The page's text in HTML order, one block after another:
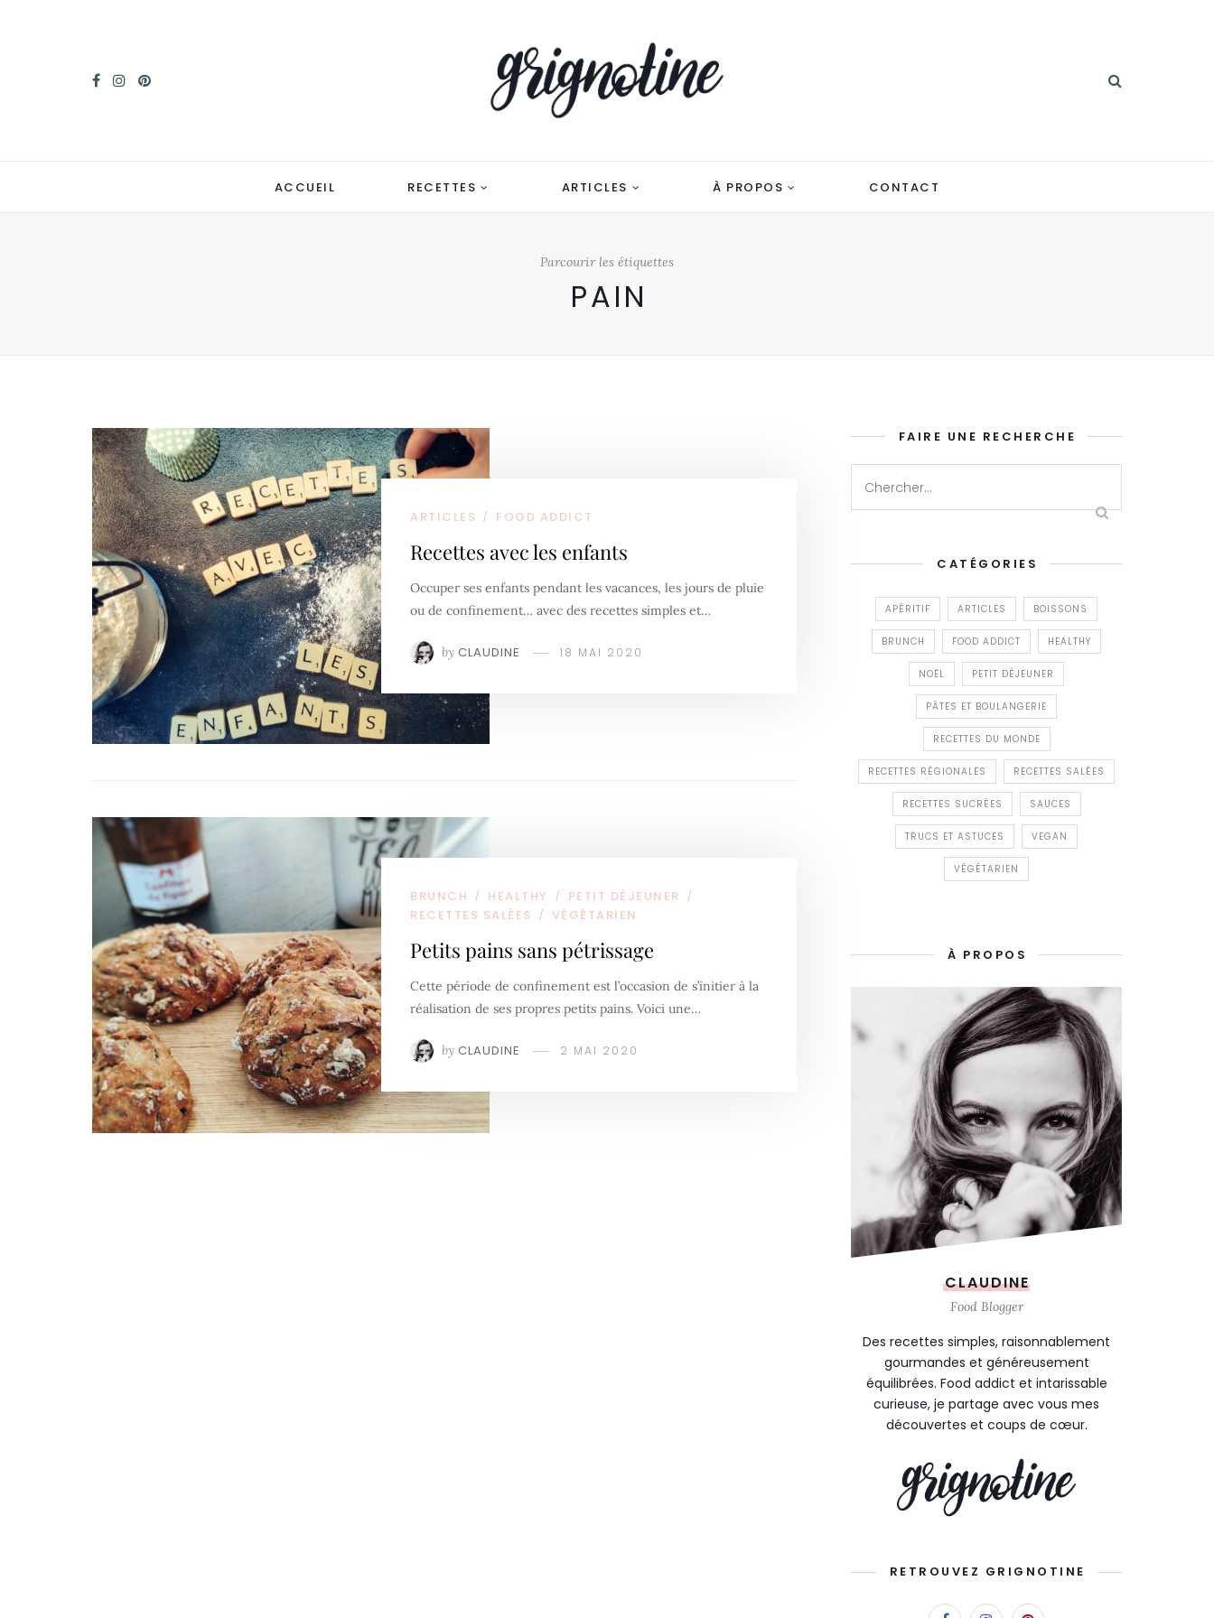
ACCUEIL RECETTES ARTICLES À PROPOS CONTACT
Parcourir les étiquettes
PAIN
ARTICLES / FOOD ADDICT
Recettes avec les enfants
Occuper ses enfants pendant les vacances, les jours de pluie
ou de confinement… avec des recettes simples et…
by CLAUDINE 18 MAI 2020
BRUNCH / HEALTHY / PETIT DÉJEUNER /
RECETTES SALÉES / VÉGÉTARIEN
Petits pains sans pétrissage
Cette période de confinement est l’occasion de s’initier à la
réalisation de ses propres petits pains. Voici une…
by CLAUDINE 2 MAI 2020
FAIRE UNE RECHERCHE
CATÉGORIES
APÉRITIF ARTICLES BOISSONS
BRUNCH FOOD ADDICT HEALTHY
NOËL PETIT DÉJEUNER
PÂTES ET BOULANGERIE
RECETTES DU MONDE
RECETTES RÉGIONALES RECETTES SALÉES
RECETTES SUCRÉES SAUCES
TRUCS ET ASTUCES VEGAN
VÉGÉTARIEN
À PROPOS
CLAUDINE
Food Blogger
Des recettes simples, raisonnablement
gourmandes et généreusement
équilibrées. Food addict et intarissable
curieuse, je partage avec vous mes
découvertes et coups de cœur.
RETROUVEZ GRIGNOTINE